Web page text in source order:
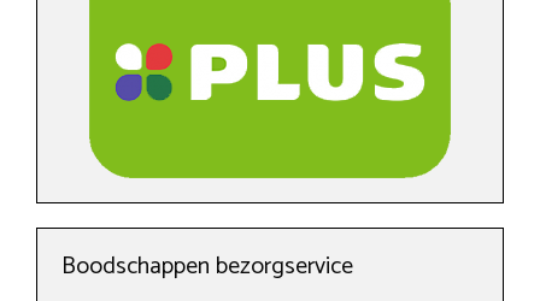
Boodschappen bezorgservice